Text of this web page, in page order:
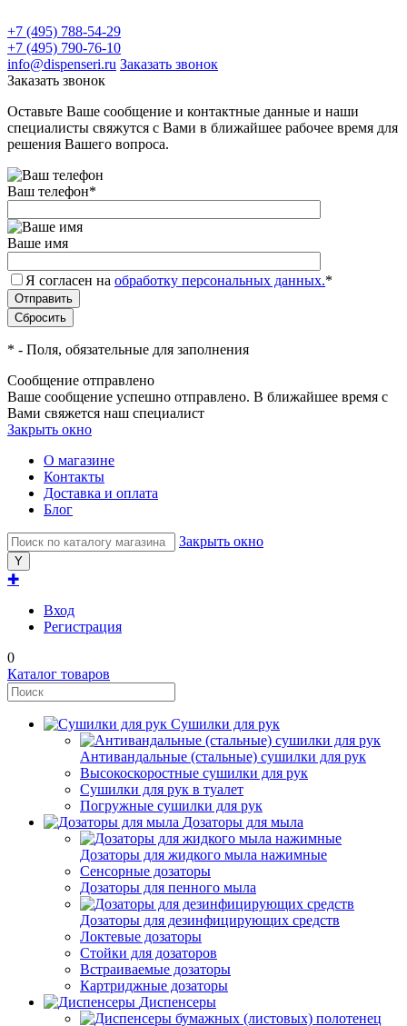
+7 (495) 788-54-29
+7 (495) 790-76-10
info@dispenseri.ru Заказать звонок
Заказать звонок
Оставьте Ваше сообщение и контактные данные и наши
специалисты свяжутся с Вами в ближайшее рабочее время для
решения Вашего вопроса.
Ваш телефон*
Ваше имя
Я согласен на обработку персональных данных.*
* - Поля, обязательные для заполнения
Сообщение отправлено
Ваше сообщение успешно отправлено. В ближайшее время с
Вами свяжется наш специалист
Закрыть окно
О магазине
Контакты
Доставка и оплата
Блог
Закрыть окно
✚
Вход
Регистрация
0
Каталог товаров
Сушилки для рук
Антивандальные (стальные) сушилки для рук
Высокоскоростные сушилки для рук
Сушилки для рук в туалет
Погружные сушилки для рук
Дозаторы для мыла
Дозаторы для жидкого мыла нажимные
Сенсорные дозаторы
Дозаторы для пенного мыла
Дозаторы для дезинфицирующих средств
Локтевые дозаторы
Стойки для дозаторов
Встраиваемые дозаторы
Картриджные дозаторы
Диспенсеры